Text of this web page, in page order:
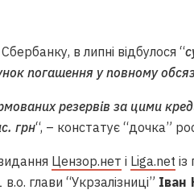
в липні відбулося “
погашення у повному
резервів за цими
грн“, – констатує “дочка”
Цензор.нет і Liga.net
глави “Укрзалізниці”